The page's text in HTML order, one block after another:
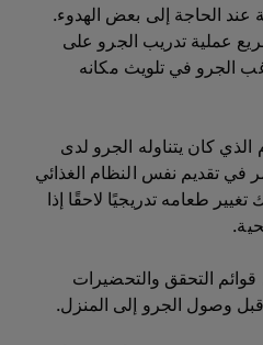
عند الحاجة إلى بعض الهدوء.
عملية تدريب الجرو على
الجرو في تلويث مكانه
كان يتناوله الجرو لدى
في تقديم نفس النظام الغذائي
طعامه تدريجيًا لاحقًا إذا
التحقق والتحضيرات
قبل وصول الجرو إلى المنزل.